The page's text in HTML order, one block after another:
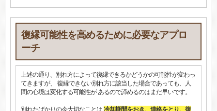
復縁可能性を高めるために必要なアプロ
ーチ
上述の通り、別れ方によって復縁できるかどうかの可能性が変わっ
てきますが、 復縁できない別れ方に該当した場合であっても、人
間の心境は変化する可能性が あるので諦めるのはまだ早いです。
別れたばかりの今大切なことは 冷却期間をおき、連絡をとり、復